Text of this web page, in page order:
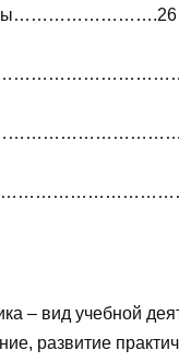
– вид учебной
развитие